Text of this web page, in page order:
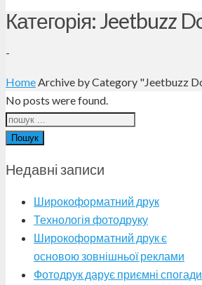
Категорія: Jeetbuzz
-
HomeArchive by Category "Jeetbuzz
No posts were found.
Пошук
Недавні записи
Широкоформатний друк
Технологія фотодруку
Широкоформатний друк є
основою зовнішньої реклами
Фотодрук дарує приємні спогади